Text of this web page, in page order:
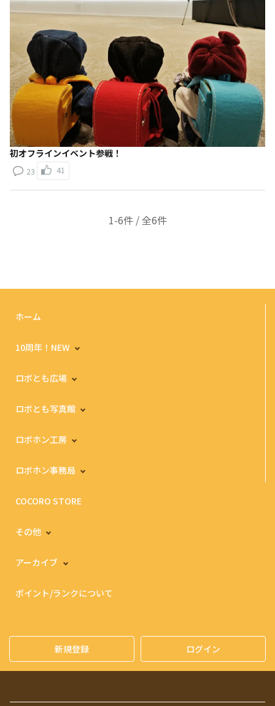
初オフラインイベント参戦！
23 41
1-6件 / 全6件
ホーム
10周年！NEW
ロボとも広場
ロボとも写真館
ロボホン工房
ロボホン事務局
COCORO STORE
その他
アーカイブ
ポイント/ランクについて
新規登録 ログイン